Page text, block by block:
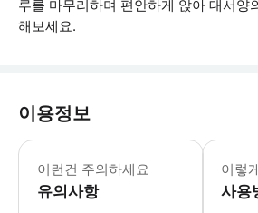
루를 마무리하며 편안하게 앉아 대서양
해보세요.
이용정보
이런건 주의하세요
유의사항
페나 궁전
이렇
사용